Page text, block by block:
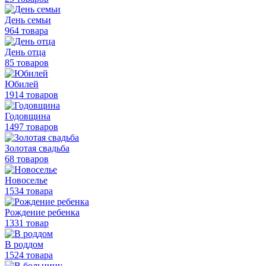
День семьи
964 товара
День отца
85 товаров
Юбилей
1914 товаров
Годовщина
1497 товаров
Золотая свадьба
68 товаров
Новоселье
1534 товара
Рождение ребенка
1331 товар
В роддом
1524 товара